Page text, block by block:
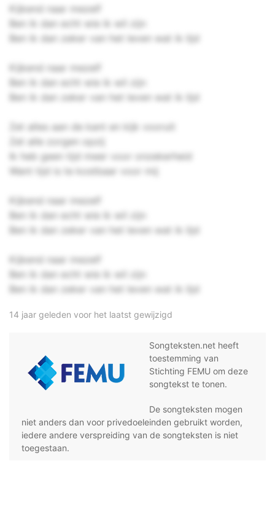
Kijkend naar mezelf
Ben ik dan echt wie ik wil zijn
Ben ik dan zeker van het leven wat ik lijd
Kijkend naar mezelf
Ben ik dan echt wie ik wil zijn
Ben ik dan zeker van het leven wat ik lijd
Zet alles aan de kant en kijk vooruit
Zet alle zorgen opzij
Ik heb geen tijd meer voor onzekerheid
Want tijd is te kostbaar voor mij
Kijkend naar mezelf
Ben ik dan echt wie ik wil zijn
Ben ik dan zeker van het leven wat ik lijd
Kijkend naar mezelf
Ben ik dan echt wie ik wil zijn
Ben ik dan zeker van het leven wat ik lijd
14 jaar geleden voor het laatst gewijzigd
Songteksten.net heeft
toestemming van
Stichting FEMU om deze
songtekst te tonen.
De songteksten mogen
niet anders dan voor privedoeleinden gebruikt worden,
iedere andere verspreiding van de songteksten is niet
toegestaan.